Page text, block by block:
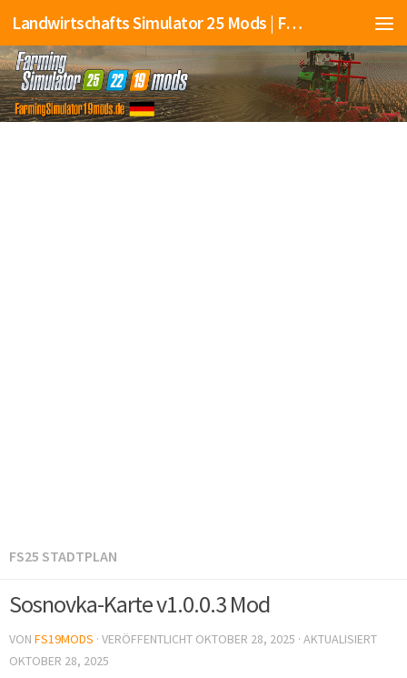
Landwirtschafts Simulator 25 Mods | Farming Simulator 25 Mods | FS25 Mods
FS25 STADTPLAN
Sosnovka-Karte v1.0.0.3 Mod
VON FS19MODS · VERÖFFENTLICHT OKTOBER 28, 2025 · AKTUALISIERT
OKTOBER 28, 2025